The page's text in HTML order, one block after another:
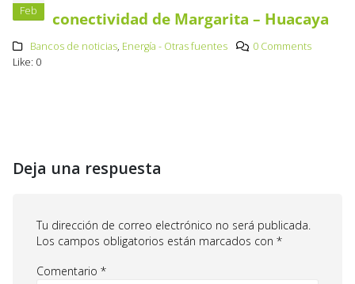
Feb
conectividad de Margarita – Huacaya
Bancos de noticias, Energía - Otras fuentes
0 Comments
Like: 0
Deja una respuesta
Tu dirección de correo electrónico no será publicada.
Los campos obligatorios están marcados con *
Comentario *